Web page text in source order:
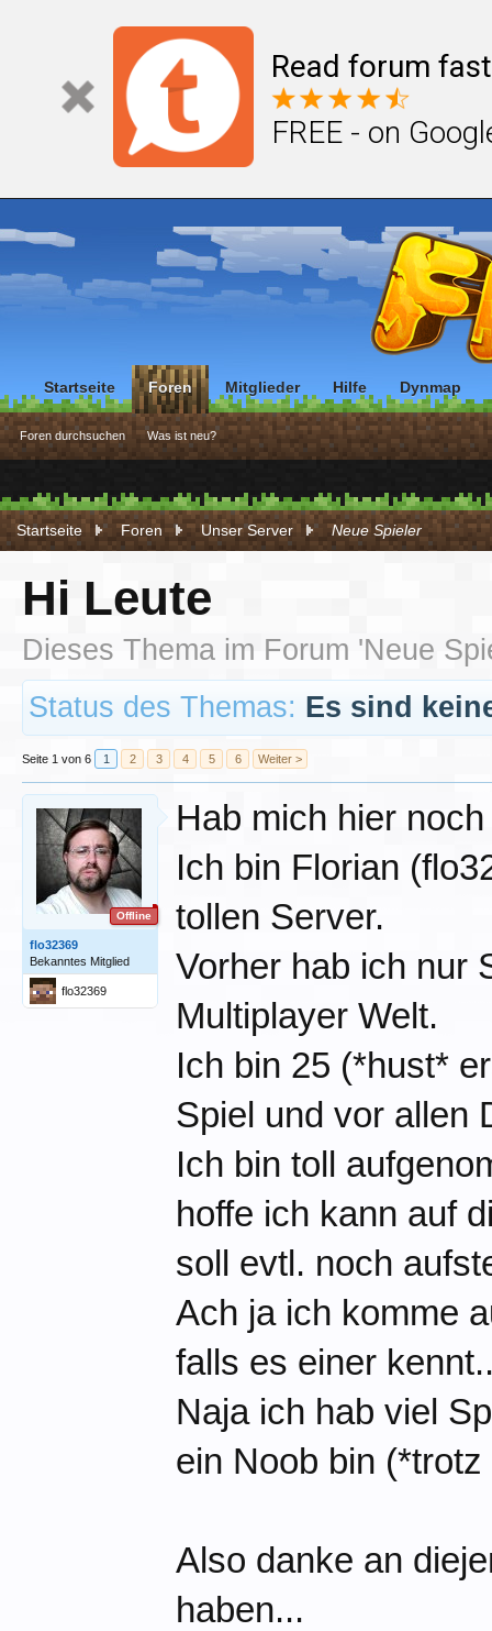
Read forum
FREE - on
Startseite Foren Unser Server Neue Spieler
Hi Leute
Dieses Thema im Forum 'Neue
Status des Themas: Es sind
Seite 1 von 6 1 2 3 4 5 6 Weiter >
Offline
flo32369
Bekanntes Mitglied
flo32369
Hab mich hier
Ich bin Florian
tollen Server.
Vorher hab ich nur
Multiplayer Welt.
Ich bin 25 (*hust*
Spiel und vor allen
Ich bin toll
hoffe ich kann auf
soll evtl. noch
Ach ja ich komme
falls es einer
Naja ich hab viel
ein Noob bin
Also danke an
haben...
Startseite Foren
Foren durchsuchen Was ist neu?
Mitglieder Hilfe Dynmap